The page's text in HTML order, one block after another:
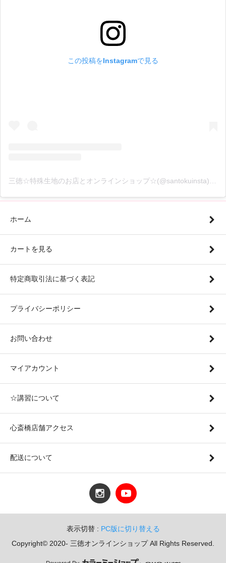
この投稿をInstagramで見る
ホーム
カートを見る
特定商取引法に基づく表記
プライバシーポリシー
お問い合わせ
マイアカウント
☆講習について
心斎橋店舗アクセス
配送について
表示切替 : PC版に切り替える
Copyright© 2020- 三徳オンラインショップ All Rights Reserved.